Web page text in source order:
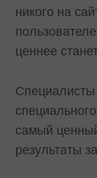
никого на
ценнее
самый
результаты